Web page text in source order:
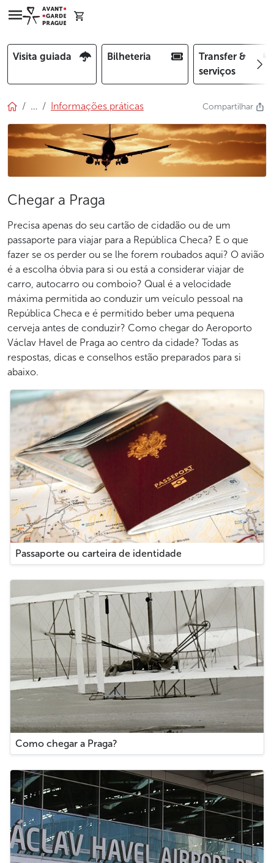
Visita guiada Bilheteria
Transfer &
serviços
… Informações práticas Compartilhar
Chegar a Praga
Precisa apenas do seu cartão de cidadão ou de um
passaporte para viajar para a República Checa? E o que
fazer se os perder ou se lhe forem roubados aqui? O avião
é a escolha óbvia para si ou está a considerar viajar de
carro, autocarro ou comboio? Qual é a velocidade
máxima permitida ao conduzir um veículo pessoal na
República Checa e é permitido beber uma pequena
cerveja antes de conduzir? Como chegar do Aeroporto
Václav Havel de Praga ao centro da cidade? Todas as
respostas, dicas e conselhos estão preparados para si
abaixo.
Passaporte ou carteira de identidade
Como chegar a Praga?